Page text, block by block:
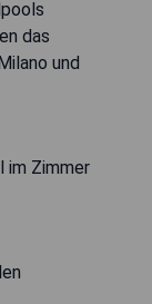
das
und
im Zimmer